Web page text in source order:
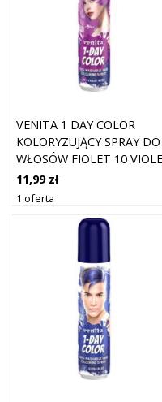
VENITA 1 DAY COLOR
KOLORYZUJĄCY SPRAY DO
WŁOSÓW FIOLET 10
AURA 50ML
11,99 zł
1 oferta